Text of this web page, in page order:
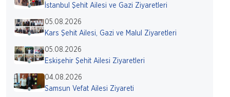
İstanbul Şehit Ailesi ve Gazi Ziyaretleri
05.08.2026
Kars Şehit Ailesi, Gazi ve Malul Ziyaretleri
05.08.2026
Eskişehir Şehit Ailesi Ziyaretleri
04.08.2026
Samsun Vefat Ailesi Ziyareti